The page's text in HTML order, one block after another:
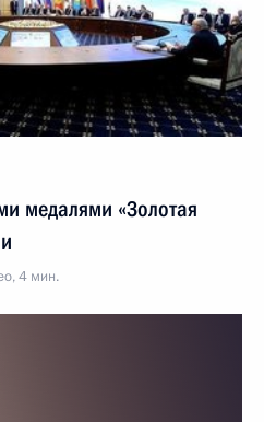
медалями «Золотая
4 мин.